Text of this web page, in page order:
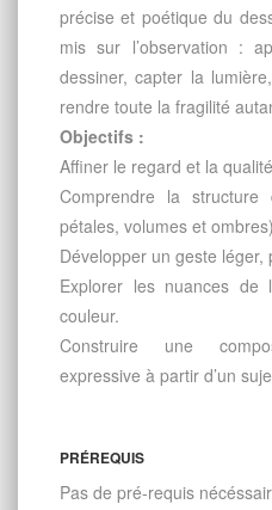
précise et poétique du
mis sur l’observation :
dessiner, capter la
rendre toute la fragilité
Objectifs :
Affiner le regard et la
Comprendre la structure
pétales, volumes et
Développer un geste léger,
Explorer les nuances
couleur.
Construire une
expressive à partir d’un
PRÉREQUIS
Pas de pré-requis